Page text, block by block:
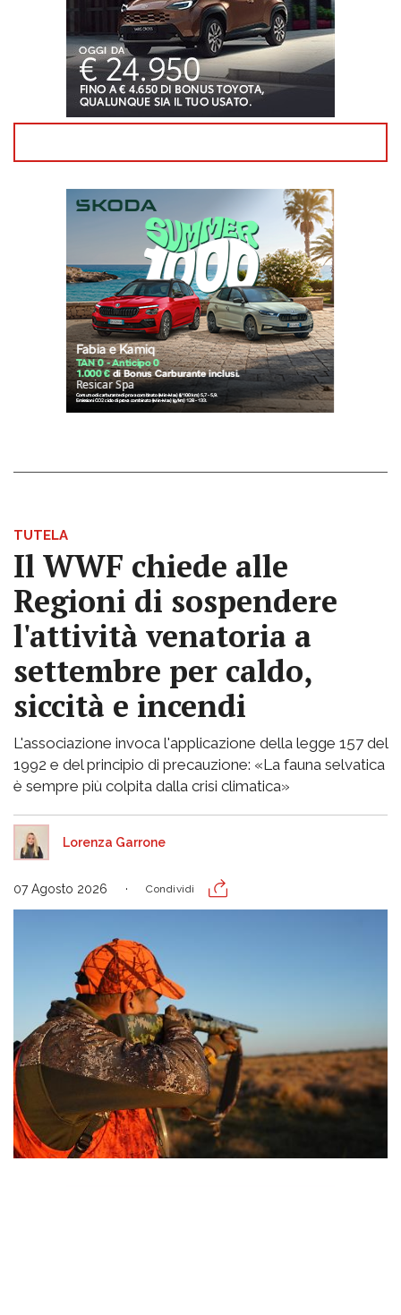
TUTELA
Il WWF chiede alle
Regioni di sospendere
l'attività venatoria a
settembre per caldo,
siccità e incendi
L'associazione invoca l'applicazione della legge 157 del
1992 e del principio di precauzione: «La fauna selvatica
è sempre più colpita dalla crisi climatica»
Lorenza Garrone
07 Agosto 2026 Condividi